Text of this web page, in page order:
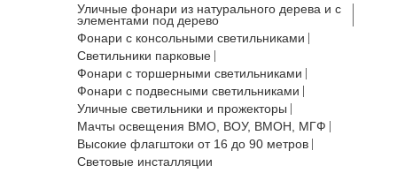
Уличные фонари из натурального дерева и с
элементами под дерево
Фонари с консольными светильниками
Светильники парковые
Фонари с торшерными светильниками
Фонари с подвесными светильниками
Уличные светильники и прожекторы
Мачты освещения ВМО, ВОУ, ВМОН, МГФ
Высокие флагштоки от 16 до 90 метров
Световые инсталляции